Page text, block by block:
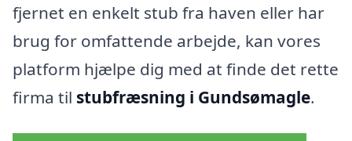
fjernet en enkelt stub fra haven eller har
brug for omfattende arbejde, kan vores
platform hjælpe dig med at finde det rette
firma til stubfræsning i Gundsømagle.